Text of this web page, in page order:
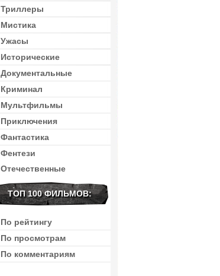
Триллеры
Мистика
Ужасы
Исторические
Документальные
Криминал
Мультфильмы
Приключения
Фантастика
Фентези
Отечественные
ТОП 100 ФИЛЬМОВ:
По рейтингу
По просмотрам
По комментариям